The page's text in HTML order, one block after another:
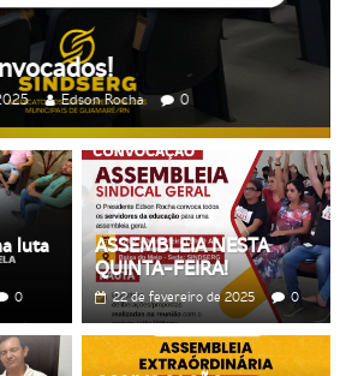
Edson Rocha 0
luta
0
ASSEMBLEIA NESTA
QUINTA-FEIRA!
22 de fevereiro de 2025 0